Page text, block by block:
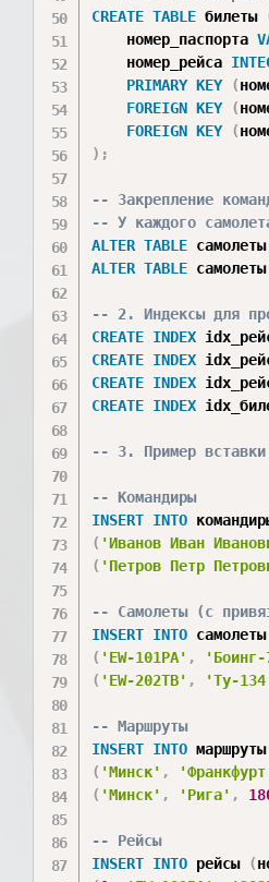
CREATE TABLE билеты
    номер_паспорта
    номер_рейса
PRIMARY KEY (
FOREIGN KEY (
FOREIGN KEY (
) ;
-- Закрепление
-- У каждого
ALTER TABLE
ALTER TABLE
-- 2. Индексы для
CREATE INDEX
CREATE INDEX
CREATE INDEX
CREATE INDEX
-- 3. Пример вставки
-- Командиры
INSERT INTO
( 'Иванов Иван
( 'Петров Петр
-- Самолеты (с
INSERT INTO самолеты
( 'EW-101PA' , 'Боинг-
( 'EW-202TB' , 'Ту-
-- Маршруты
INSERT INTO маршруты
( 'Минск' ,
( 'Минск' , 'Рига' ,
-- Рейсы
INSERT INTO рейсы (